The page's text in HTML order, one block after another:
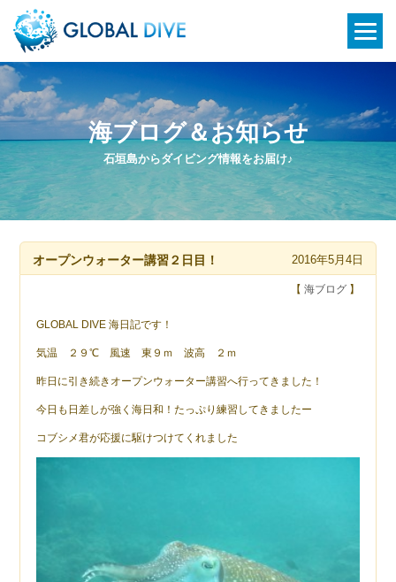
石垣島からダイビング情報をお届け♪
海ブログ＆お知らせ
オープンウォーター講習２日目！ 2016年5月4日
【 海ブログ】
GLOBAL DIVE 海日記です！
気温 ２９℃ 風速 東９ｍ 波高 ２ｍ
昨日に引き続きオープンウォーター講習へ行ってきました！
今日も日差しが強く海日和！たっぷり練習してきましたー
コブシメ君が応援に駆けつけてくれました